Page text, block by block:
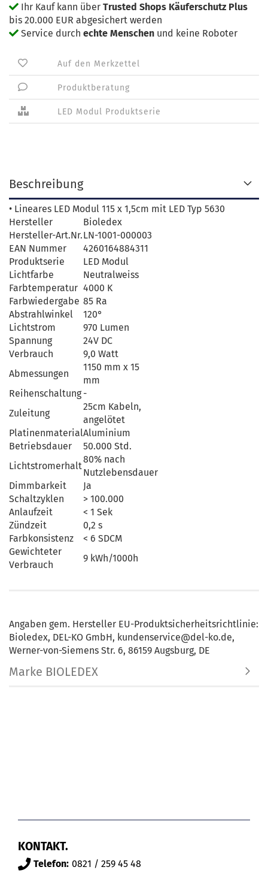
Ihr Kauf kann über Trusted Shops Käuferschutz Plus
bis 20.000 EUR abgesichert werden
Service durch echte Menschen und keine Roboter
Auf den Merkzettel
Produktberatung
LED Modul Produktserie
Beschreibung
• Lineares LED Modul 115 x 1,5cm mit LED Typ 5630
Hersteller
Bioledex
Hersteller-Art.Nr.LN-1001-000003
EAN Nummer
4260164884311
Produktserie
LED Modul
Lichtfarbe
Neutralweiss
Farbtemperatur 4000 K
Farbwiedergabe 85 Ra
Abstrahlwinkel
120°
Lichtstrom
970 Lumen
Spannung
24V DC
Verbrauch
9,0 Watt
Abmessungen
1150 mm x 15
mm
Reihenschaltung -
Zuleitung
25cm Kabeln,
angelötet
PlatinenmaterialAluminium
Betriebsdauer
50.000 Std.
Lichtstromerhalt
80% nach
Nutzlebensdauer
Dimmbarkeit
Ja
Schaltzyklen
> 100.000
Anlaufzeit
< 1 Sek
Zündzeit
0,2 s
Farbkonsistenz
< 6 SDCM
Gewichteter
Verbrauch
9 kWh/1000h
Angaben gem. Hersteller EU-Produktsicherheitsrichtlinie:
Bioledex, DEL-KO GmbH, kundenservice@del-ko.de,
Werner-von-Siemens Str. 6, 86159 Augsburg, DE
Marke BIOLEDEX
KONTAKT.
Telefon: 0821 / 259 45 48